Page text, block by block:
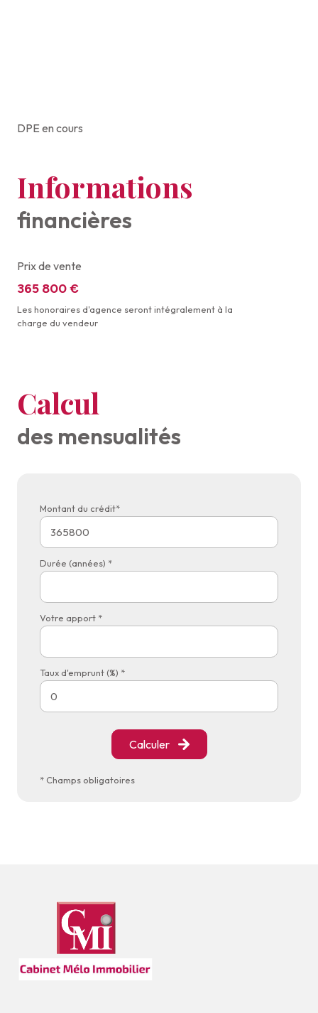
DPE en cours
Informations
financières
Prix de vente
365 800 €
Les honoraires d'agence seront intégralement à la
charge du vendeur
Calcul
des mensualités
Montant du crédit*
Durée (années) *
Votre apport *
Taux d'emprunt (%) *
Calculer
* Champs obligatoires